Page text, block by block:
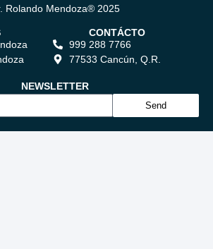
Rolando Mendoza® 2025
CONTÁCTO
999 288 7766
77533 Cancún, Q.R.
NEWSLETTER
informado de nuestra actualidad.
Send